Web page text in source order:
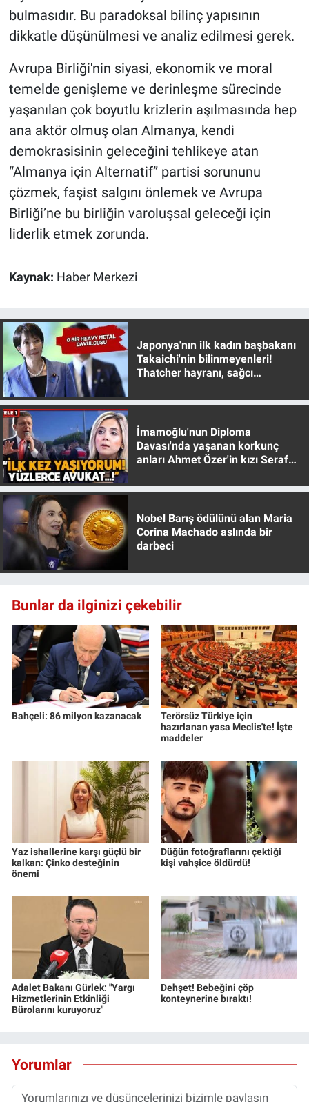
bulmasıdır. Bu paradoksal bilinç yapısının
dikkatle düşünülmesi ve analiz edilmesi gerek.
Avrupa Birliği'nin siyasi, ekonomik ve moral
temelde genişleme ve derinleşme sürecinde
yaşanılan çok boyutlu krizlerin aşılmasında hep
ana aktör olmuş olan Almanya, kendi
demokrasisinin geleceğini tehlikeye atan
“Almanya için Alternatif” partisi sorununu
çözmek, faşist salgını önlemek ve Avrupa
Birliği’ne bu birliğin varoluşsal geleceği için
liderlik etmek zorunda.
Kaynak: Haber Merkezi
Japonya'nın ilk kadın başbakanı
Takaichi'nin bilinmeyenleri!
Thatcher hayranı, sağcı
İmamoğlu'nun Diploma
Davası'nda yaşanan korkunç
anları Ahmet Özer'in kızı Seraf
Nobel Barış ödülünü alan Maria
Corina Machado aslında bir
darbeci
Bunlar da ilginizi çekebilir
Bahçeli: 86 milyon kazanacak
Terörsüz Türkiye için
hazırlanan yasa Meclis'te! İşte
maddeler
Yaz ishallerine karşı güçlü bir
kalkan: Çinko desteğinin
önemi
Düğün fotoğraflarını çektiği
kişi vahşice öldürdü!
Adalet Bakanı Gürlek: "Yargı
Hizmetlerinin Etkinliği
Bürolarını kuruyoruz"
Dehşet! Bebeğini çöp
konteynerine bıraktı!
Yorumlar